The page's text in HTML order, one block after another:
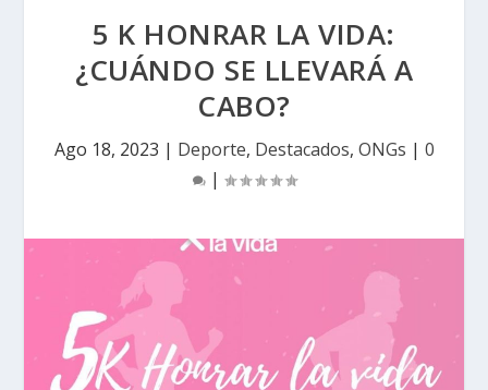
5 K HONRAR LA VIDA:
¿CUÁNDO SE LLEVARÁ A
CABO?
Ago 18, 2023 | Deporte, Destacados, ONGs | 0
|